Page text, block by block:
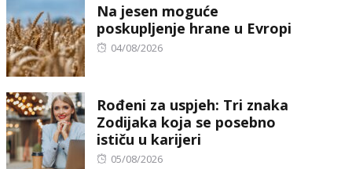
Na jesen moguće
poskupljenje hrane u Evropi
Posted
04/08/2026
Rođeni za uspjeh: Tri znaka
Zodijaka koja se posebno
ističu u karijeri
Posted
05/08/2026